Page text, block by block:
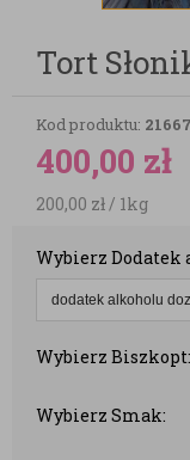
Tort
Kod produktu: 21667
400,00 zł
200,00 zł/ 1kg
Wybierz Dodatek
Wybierz Biszkopt:
Wybierz Smak: